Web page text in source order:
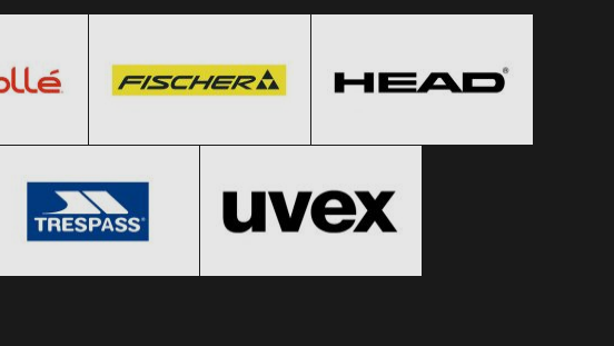
Clic și Vezi Ofertele! Clic și Vezi Ofertele!
Clic și Vezi Ofertele! Clic și Vezi Ofertele!